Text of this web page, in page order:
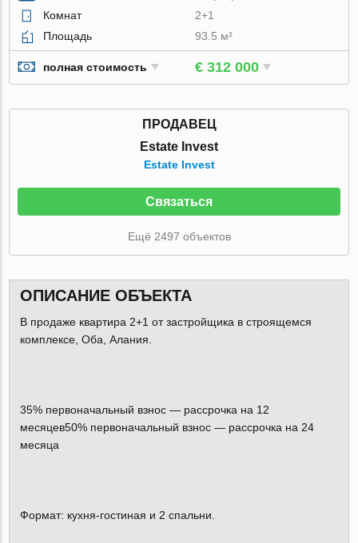
Комнат
2+1
Площадь
93.5 м²
полная стоимость € 312 000
ПРОДАВЕЦ
Estate Invest
Estate Invest
Связаться
Ещё 2497 объектов
ОПИСАНИЕ ОБЪЕКТА
В продаже квартира 2+1 от застройщика в строящемся
комплексе, Оба, Алания.
35% первоначальный взнос — рассрочка на 12
месяцев50% первоначальный взнос — рассрочка на 24
месяца
Формат: кухня-гостиная и 2 спальни.